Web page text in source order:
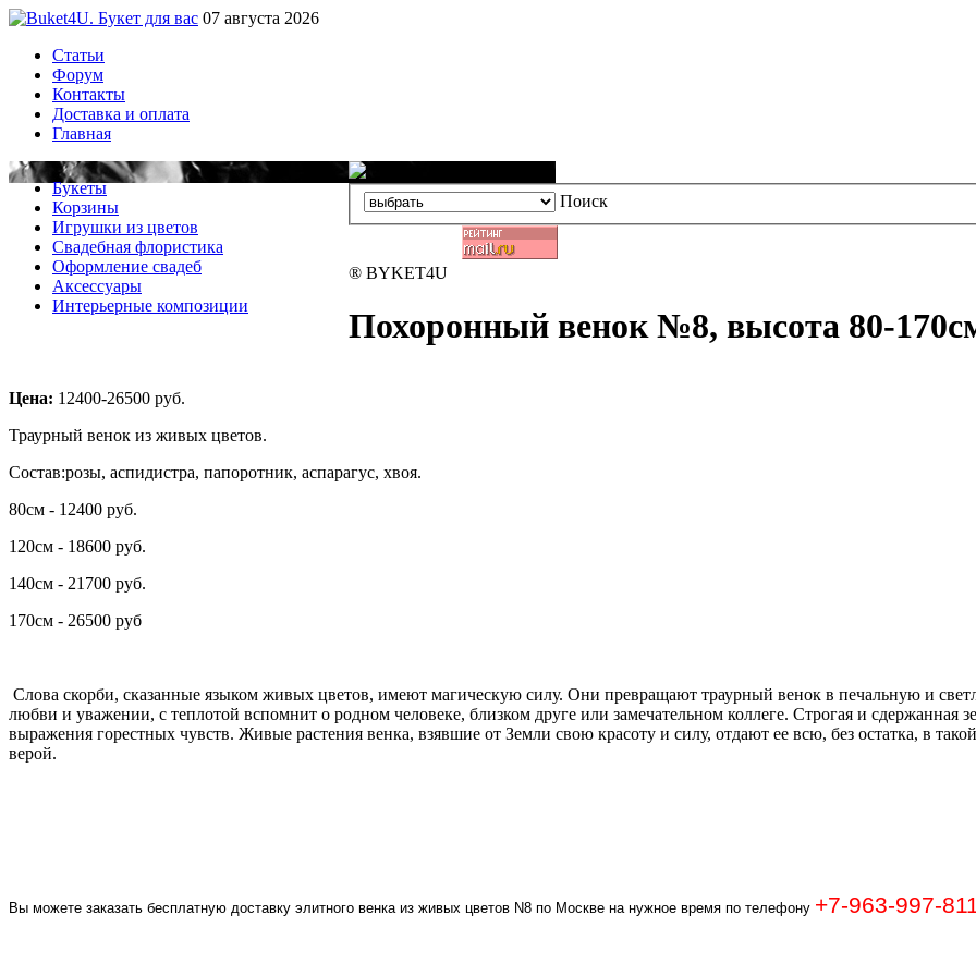
07 августа 2026
Статьи
Форум
Контакты
Доставка и оплата
Главная
Букеты
Корзины
Игрушки из цветов
Свадебная флористика
Оформление свадеб
Аксессуары
Интерьерные композиции
Поиск
® BYKET4U
Похоронный венок №8, высота 80-
Цена: 12400-26500 руб.
Траурный венок из живых цветов.
Состав:розы, аспидистра, папоротник, аспарагус, хвоя.
80см - 12400 руб.
120см - 18600 руб.
140см - 21700 руб.
170см - 26500 руб
Слова скорби, сказанные языком живых цветов, имеют магическую силу. Они превращают траурный венок в печальную и
любви и уважении, с теплотой вспомнит о родном человеке, близком друге или замечательном коллеге. Строгая и сдержанная
выражения горестных чувств. Живые растения венка, взявшие от Земли свою красоту и силу, отдают ее всю, без остатка, в
верой.
Вы можете заказать бесплатную доставку элитного венка из живых цветов N8 по Москве на нужное время по телефону +7-963-997-